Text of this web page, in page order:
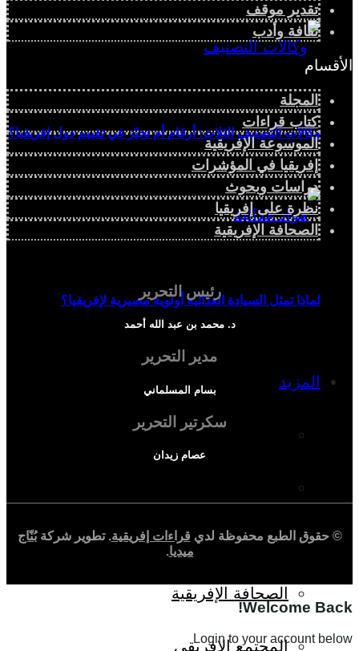
وكالات التصنيف الثلاث: أرقام أم تحيّز في تقييم دول إفريقيا؟
لماذا تمثل السيادة الغذائية أولوية مصيرية لإفريقيا؟
المزيد
إفريقيا في المؤشرات
الملف الإفريقي
الصحافة الإفريقية
المجتمع الإفريقي
تقدير موقف
ثقافة وأدب
الأقسام
المجلة
كتاب قراءات
الموسوعة الإفريقية
إفريقيا في المؤشرات
دراسات وبحوث
نظرة على إفريقيا
الصحافة الإفريقية
رئيس التحرير
د. محمد بن عبد الله أحمد
مدير التحرير
بسام المسلماني
سكرتير التحرير
عصام زيدان
© حقوق الطبع محفوظة لدي قراءات إفريقية. تطوير شركةبُنّاج
ميديا.
Welcome Back!
Login to your account below